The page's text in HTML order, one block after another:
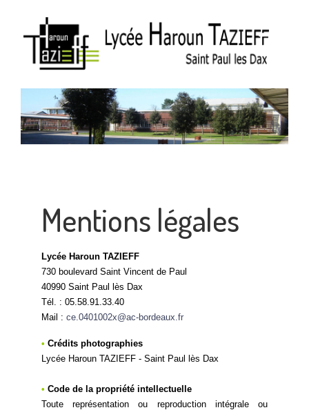
Mentions légales
Lycée Haroun TAZIEFF
730 boulevard Saint Vincent de Paul
40990 Saint Paul lès Dax
Tél. : 05.58.91.33.40
Mail : ce.0401002x@ac-bordeaux.fr
• Crédits photographies
Lycée Haroun TAZIEFF - Saint Paul lès Dax
• Code de la propriété intellectuelle
Toute représentation ou reproduction intégrale ou